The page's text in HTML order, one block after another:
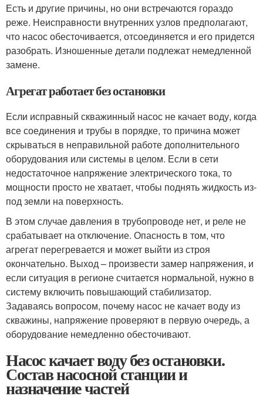
Есть и другие причины, но они встречаются гораздо
реже. Неисправности внутренних узлов предполагают,
что насос обесточивается, отсоединяется и его придется
разобрать. Изношенные детали подлежат немедленной
замене.
Агрегат работает без остановки
Если исправный скважинный насос не качает воду, когда
все соединения и трубы в порядке, то причина может
скрываться в неправильной работе дополнительного
оборудования или системы в целом. Если в сети
недостаточное напряжение электрического тока, то
мощности просто не хватает, чтобы поднять жидкость из-
под земли на поверхность.
В этом случае давления в трубопроводе нет, и реле не
срабатывает на отключение. Опасность в том, что
агрегат перегревается и может выйти из строя
окончательно. Выход – произвести замер напряжения, и
если ситуация в регионе считается нормальной, нужно в
систему включить повышающий стабилизатор.
Задаваясь вопросом, почему насос не качает воду из
скважины, напряжение проверяют в первую очередь, а
оборудование немедленно обесточивают.
Насос качает воду без остановки.
Состав насосной станции и
назначение частей